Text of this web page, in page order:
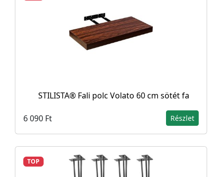
STILISTA® Fali polc Volato 60 cm sötét fa
6 090 Ft Részlet
TOP